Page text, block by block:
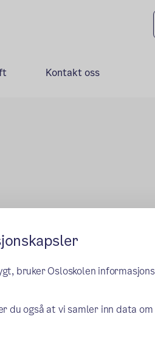
bruker Osloskolen
du også at vi samler inn data
Kontakt oss